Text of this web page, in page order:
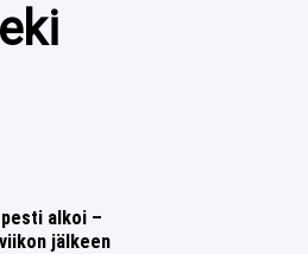
alkoi –
jälkeen